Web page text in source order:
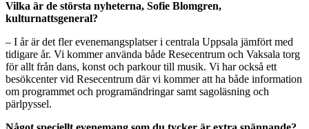
Vilka är de största nyheterna, Sofie Blomgren,
kulturnattsgeneral?
– I år är det fler evenemangsplatser i centrala Uppsala jämfört med
tidigare år. Vi kommer använda både Resecentrum och Vaksala torg
för allt från dans, konst och parkour till musik. Vi har också ett
besökcenter vid Resecentrum där vi kommer att ha både information
om programmet och programändringar samt sagoläsning och
pärlpyssel.